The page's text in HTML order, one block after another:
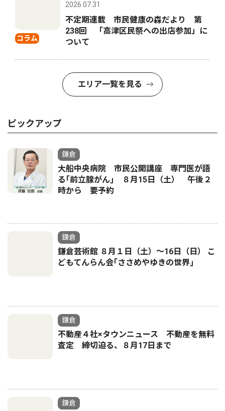
コラム
2026.07.31
不定期連載 市民健康の森だより 第
238回 「高津区民祭への出店参加」に
ついて
エリア一覧を見る
ピックアップ
鎌倉
大船中央病院 市民公開講座 専門医が語
る｢前立腺がん｣ ８月15日（土） 午後２
時から 要予約
鎌倉
鎌倉芸術館 ８月１日（土）〜16日（日） こ
どもてんらん会｢ささめやゆきの世界｣
鎌倉
不動産４社×タウンニュース 不動産を無料
査定 締切迫る、８月17日まで
鎌倉